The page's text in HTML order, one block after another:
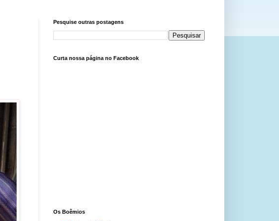
Pesquise outras postagens
Curta nossa página no Facebook
Os Boêmios